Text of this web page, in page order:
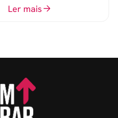
o perfil do profissional e
Ler mais